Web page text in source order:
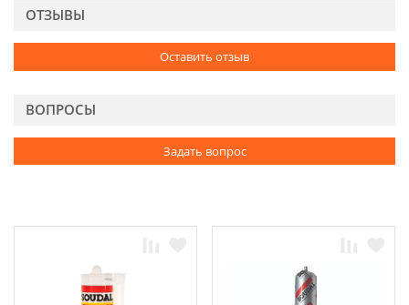
ОТЗЫВЫ
Оставить отзыв
ВОПРОСЫ
Задать вопрос